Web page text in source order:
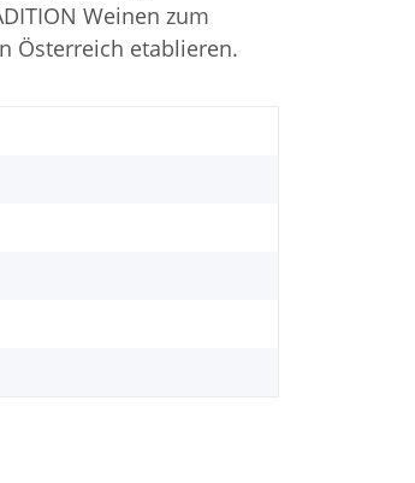
Weinen zum
Österreich etablieren.